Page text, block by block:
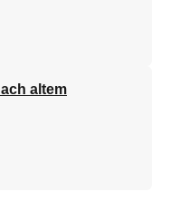
altem